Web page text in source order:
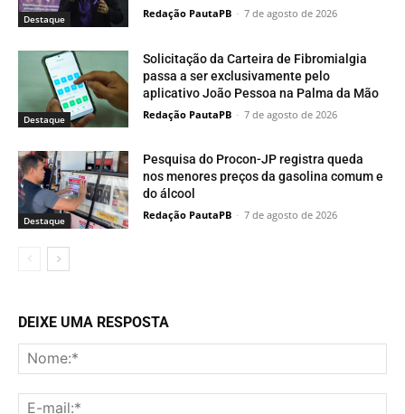
Destaque Redação PautaPB - 7 de agosto de 2026
Destaque
Solicitação da Carteira de Fibromialgia
passa a ser exclusivamente pelo
aplicativo João Pessoa na Palma da Mão
Redação PautaPB - 7 de agosto de 2026
Destaque
Pesquisa do Procon-JP registra queda
nos menores preços da gasolina comum e
do álcool
Redação PautaPB - 7 de agosto de 2026
DEIXE UMA RESPOSTA